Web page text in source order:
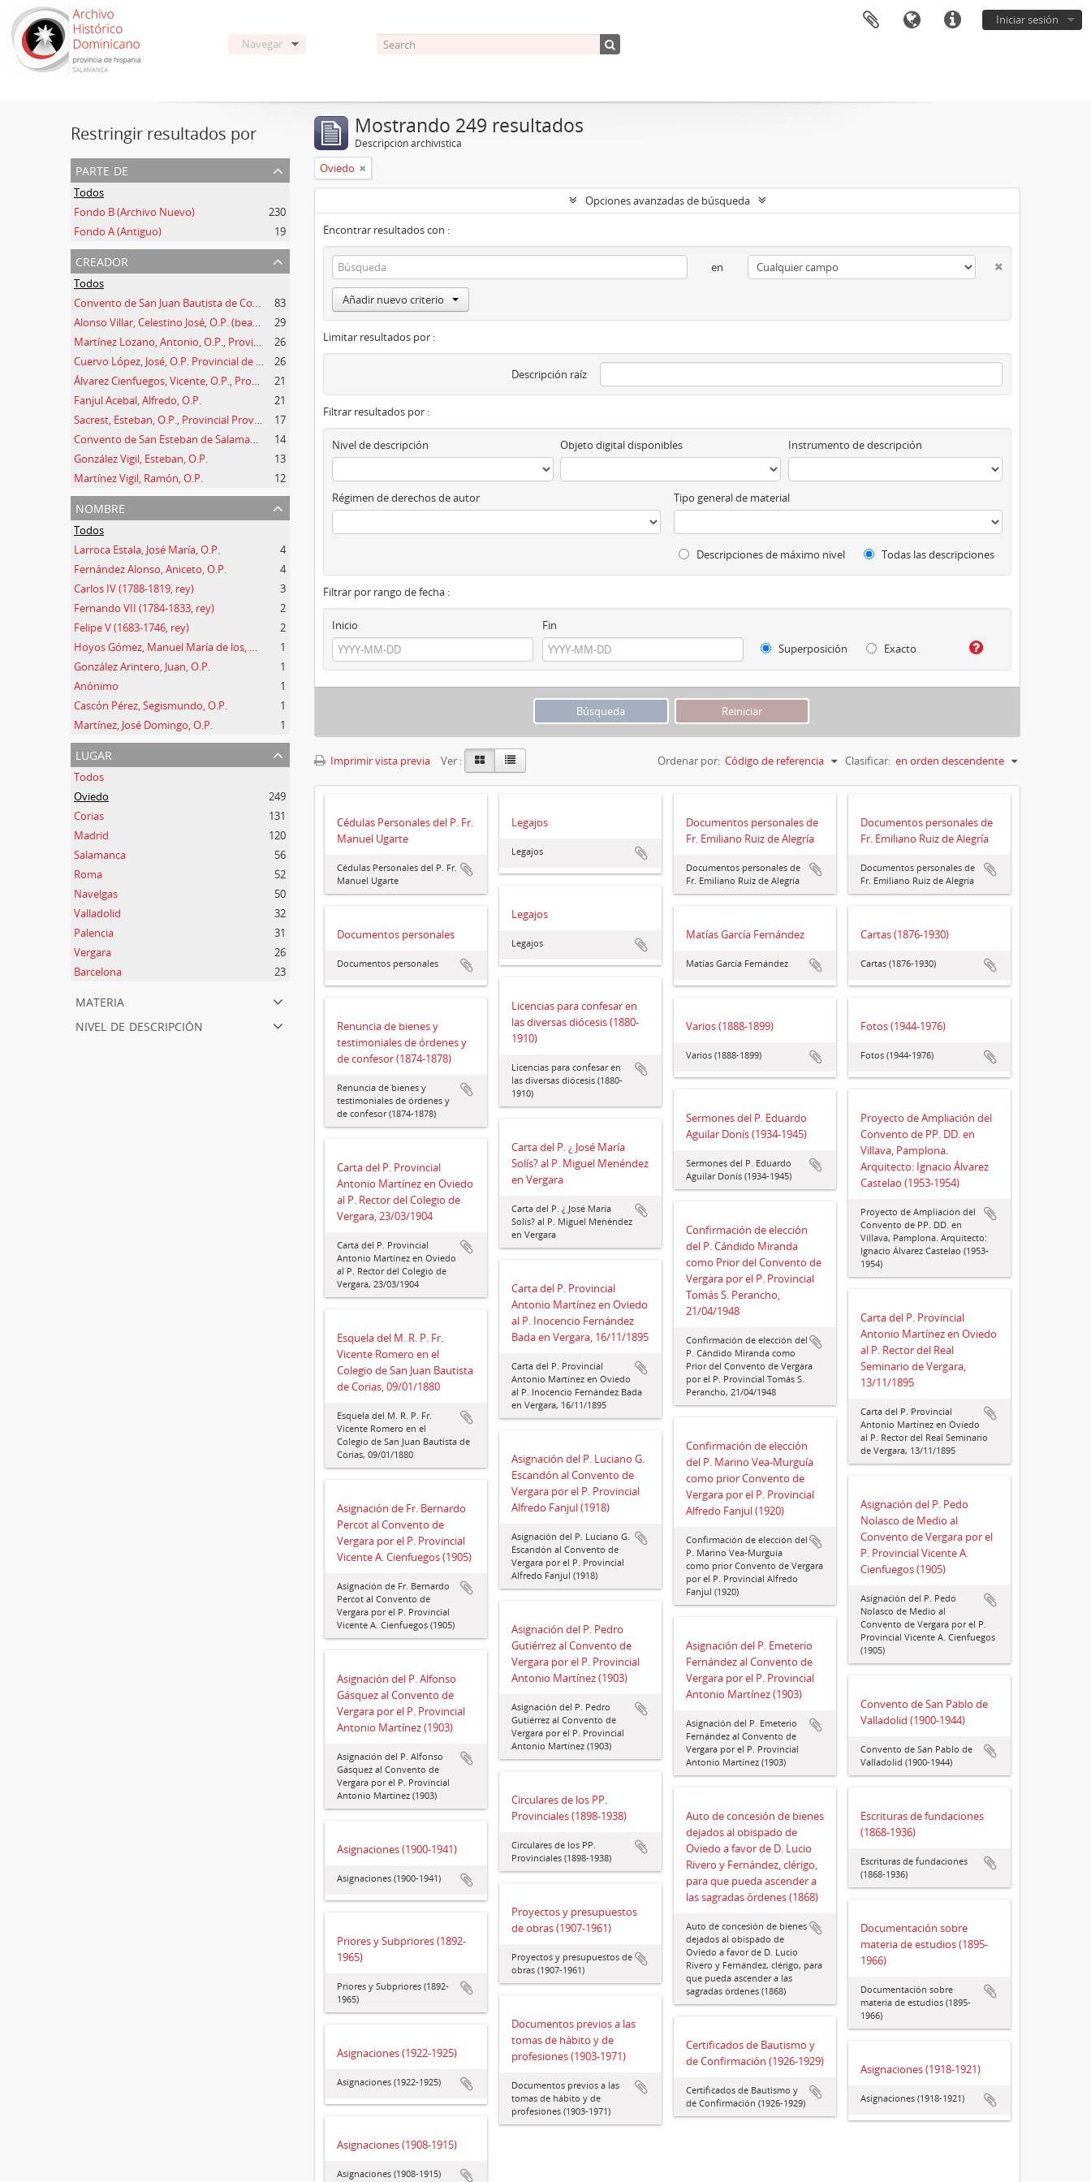
Iniciar sesión
Navegar
Restringir resultados por
parte de
Todos
Fondo B (Archivo Nuevo)
230
Fondo A (Antiguo)
19
creador
Todos
Convento de San Juan Bautista de Corias
83
Alonso Villar, Celestino José, O.P. (beato)
29
Martínez Lozano, Antonio, O.P., Provincial Prov. España
26
Cuervo López, José, O.P. Provincial de España y de la Prov. de Argentina
26
Álvarez Cienfuegos, Vicente, O.P., Provincial Prov. España
21
Fanjul Acebal, Alfredo, O.P.
21
Sacrest, Esteban, O.P., Provincial Prov. España
17
Convento de San Esteban de Salamanca
14
González Vigil, Esteban, O.P.
13
Martínez Vigil, Ramón, O.P.
12
nombre
Todos
Larroca Estala, José María, O.P.
4
Fernández Alonso, Aniceto, O.P.
4
Carlos IV (1788-1819, rey)
3
Fernando VII (1784-1833, rey)
2
Felipe V (1683-1746, rey)
2
Hoyos Gómez, Manuel María de los, O.P.
1
González Arintero, Juan, O.P.
1
Anónimo
1
Cascón Pérez, Segismundo, O.P.
1
Martínez, José Domingo, O.P.
1
lugar
Todos
Oviedo
249
Corias
131
Madrid
120
Salamanca
56
Roma
52
Navelgas
50
Valladolid
32
Palencia
31
Vergara
26
Barcelona
23
materia
nivel de descripción
Mostrando 249 resultados
Descripción archivística
Oviedo
Opciones avanzadas de búsqueda
Encontrar resultados con :
en
Añadir nuevo criterio
Limitar resultados por :
Descripción raíz
Filtrar resultados por :
Nivel de descripción Objeto digital disponibles Instrumento de descripción
Régimen de derechos de autor Tipo general de material
Descripciones de máximo nivel Todas las descripciones
Filtrar por rango de fecha :
Inicio
Fin
Superposición
Exacto
Imprimir vista previa Ver : Ordenar por: Código de referencia Clasificar: en orden descendente
Cédulas Personales del P. Fr.
Manuel Ugarte
Cédulas Personales del P. Fr.
Manuel Ugarte
Legajos
Legajos
Documentos personales de
Fr. Emiliano Ruiz de Alegría
Documentos personales de
Fr. Emiliano Ruiz de Alegría
Documentos personales de
Fr. Emiliano Ruiz de Alegría
Documentos personales de
Fr. Emiliano Ruiz de Alegría
Legajos
Legajos
Documentos personales
Documentos personales
Matías García Fernández
Matías García Fernández
Cartas (1876-1930)
Cartas (1876-1930)
Licencias para confesar en
las diversas diócesis (1880-
1910)
Licencias para confesar en
las diversas diócesis (1880-
1910)
Renuncia de bienes y
testimoniales de órdenes y
de confesor (1874-1878)
Renuncia de bienes y
testimoniales de órdenes y
de confesor (1874-1878)
Varios (1888-1899)
Varios (1888-1899)
Fotos (1944-1976)
Fotos (1944-1976)
Sermones del P. Eduardo
Aguilar Donís (1934-1945)
Sermones del P. Eduardo
Aguilar Donís (1934-1945)
Proyecto de Ampliación del
Convento de PP. DD. en
Villava, Pamplona.
Arquitecto: Ignacio Álvarez
Castelao (1953-1954)
Proyecto de Ampliación del
Convento de PP. DD. en
Villava, Pamplona. Arquitecto:
Ignacio Álvarez Castelao (1953-
1954)
Carta del P. ¿ José María
Solís? al P. Miguel Menéndez
en Vergara
Carta del P. ¿ José María
Solís? al P. Miguel Menéndez
en Vergara
Carta del P. Provincial
Antonio Martínez en Oviedo
al P. Rector del Colegio de
Vergara, 23/03/1904
Carta del P. Provincial
Antonio Martínez en Oviedo
al P. Rector del Colegio de
Vergara, 23/03/1904
Confirmación de elección
del P. Cándido Miranda
como Prior del Convento de
Vergara por el P. Provincial
Tomás S. Perancho,
21/04/1948
Confirmación de elección del
P. Cándido Miranda como
Prior del Convento de Vergara
por el P. Provincial Tomás S.
Perancho, 21/04/1948
Carta del P. Provincial
Antonio Martínez en Oviedo
al P. Inocencio Fernández
Bada en Vergara, 16/11/1895
Carta del P. Provincial
Antonio Martínez en Oviedo
al P. Inocencio Fernández Bada
en Vergara, 16/11/1895
Carta del P. Provincial
Antonio Martínez en Oviedo
al P. Rector del Real
Seminario de Vergara,
13/11/1895
Carta del P. Provincial
Antonio Martínez en Oviedo
al P. Rector del Real Seminario
de Vergara, 13/11/1895
Esquela del M. R. P. Fr.
Vicente Romero en el
Colegio de San Juan Bautista
de Corias, 09/01/1880
Esquela del M. R. P. Fr.
Vicente Romero en el
Colegio de San Juan Bautista de
Corias, 09/01/1880
Confirmación de elección
del P. Marino Vea-Murguía
como prior Convento de
Vergara por el P. Provincial
Alfredo Fanjul (1920)
Confirmación de elección del
P. Marino Vea-Murguía
como prior Convento de Vergara
por el P. Provincial Alfredo
Fanjul (1920)
Asignación del P. Luciano G.
Escandón al Convento de
Vergara por el P. Provincial
Alfredo Fanjul (1918)
Asignación del P. Luciano G.
Escandón al Convento de
Vergara por el P. Provincial
Alfredo Fanjul (1918)
Asignación del P. Pedo
Nolasco de Medio al
Convento de Vergara por el
P. Provincial Vicente A.
Cienfuegos (1905)
Asignación del P. Pedo
Nolasco de Medio al
Convento de Vergara por el P.
Provincial Vicente A. Cienfuegos
(1905)
Asignación de Fr. Bernardo
Percot al Convento de
Vergara por el P. Provincial
Vicente A. Cienfuegos (1905)
Asignación de Fr. Bernardo
Percot al Convento de
Vergara por el P. Provincial
Vicente A. Cienfuegos (1905)
Asignación del P. Pedro
Gutiérrez al Convento de
Vergara por el P. Provincial
Antonio Martínez (1903)
Asignación del P. Pedro
Gutiérrez al Convento de
Vergara por el P. Provincial
Antonio Martínez (1903)
Asignación del P. Emeterio
Fernández al Convento de
Vergara por el P. Provincial
Antonio Martínez (1903)
Asignación del P. Emeterio
Fernández al Convento de
Vergara por el P. Provincial
Antonio Martínez (1903)
Asignación del P. Alfonso
Gásquez al Convento de
Vergara por el P. Provincial
Antonio Martínez (1903)
Asignación del P. Alfonso
Gásquez al Convento de
Vergara por el P. Provincial
Antonio Martínez (1903)
Convento de San Pablo de
Valladolid (1900-1944)
Convento de San Pablo de
Valladolid (1900-1944)
Circulares de los PP.
Provinciales (1898-1938)
Circulares de los PP.
Provinciales (1898-1938)
Auto de concesión de bienes
dejados al obispado de
Oviedo a favor de D. Lucio
Rivero y Fernández, clérigo,
para que pueda ascender a
las sagradas órdenes (1868)
Auto de concesión de bienes
dejados al obispado de
Oviedo a favor de D. Lucio
Rivero y Fernández, clérigo, para
que pueda ascender a las
sagradas órdenes (1868)
Escrituras de fundaciones
(1868-1936)
Escrituras de fundaciones
(1868-1936)
Asignaciones (1900-1941)
Asignaciones (1900-1941)
Proyectos y presupuestos
de obras (1907-1961)
Proyectos y presupuestos de
obras (1907-1961)
Documentación sobre
materia de estudios (1895-
1966)
Documentación sobre
materia de estudios (1895-
1966)
Priores y Subpriores (1892-
1965)
Priores y Subpriores (1892-
1965)
Documentos previos a las
tomas de hábito y de
profesiones (1903-1971)
Documentos previos a las
tomas de hábito y de
profesiones (1903-1971)
Certificados de Bautismo y
de Confirmación (1926-1929)
Certificados de Bautismo y
de Confirmación (1926-1929)
Asignaciones (1922-1925)
Asignaciones (1922-1925)
Asignaciones (1918-1921)
Asignaciones (1918-1921)
Asignaciones (1908-1915)
Asignaciones (1908-1915)